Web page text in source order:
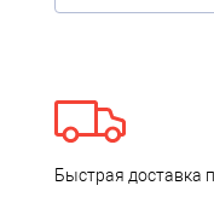
Быстрая доставка